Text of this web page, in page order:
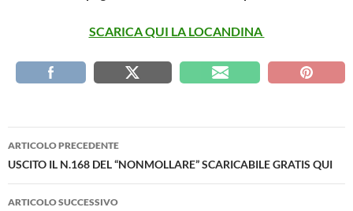
SCARICA QUI LA LOCANDINA
Navigazione
articolo
ARTICOLO PRECEDENTE
USCITO IL N.168 DEL “NONMOLLARE” SCARICABILE GRATIS QUI
ARTICOLO SUCCESSIVO